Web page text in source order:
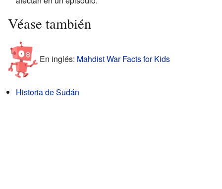
Véase también
En inglés: Mahdist War Facts for Kids
Historia de Sudán